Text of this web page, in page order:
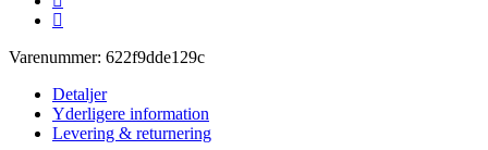
Varenummer: 622f9dde129c
Detaljer
Yderligere information
Levering & returnering